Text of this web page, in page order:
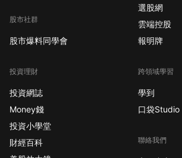
股市社群
股市爆料同學會
投資理財
投資網誌
Money錢
投資小學堂
財經百科
選股網
雲端控股
報明牌
跨領域學習
學到
口袋Studio
聯絡我們